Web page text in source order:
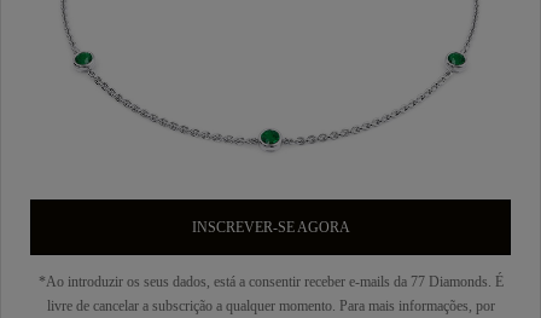
INSCREVER-SE AGORA
*Ao introduzir os seus dados, está a consentir receber e-mails da 77 Diamonds. É
livre de cancelar a subscrição a qualquer momento. Para mais informações, por